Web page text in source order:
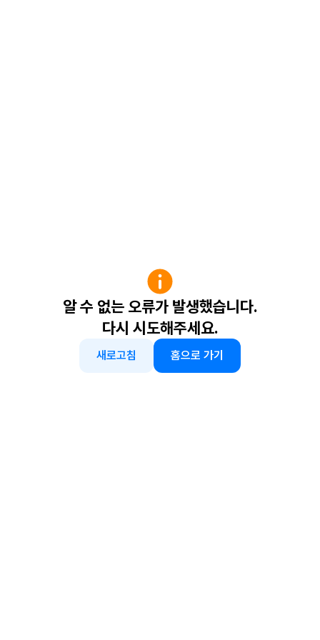
알 수 없는 오류가 발생했습니다.
다시 시도해주세요.
새로고침 홈으로 가기